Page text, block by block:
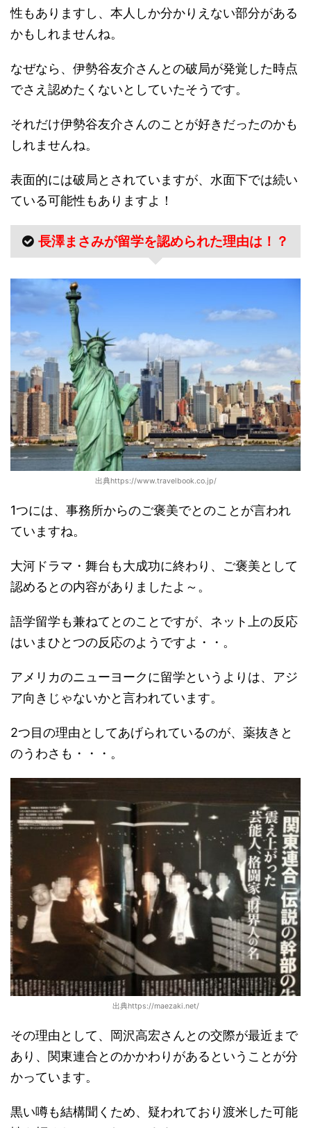
性もありますし、本人しか分かりえない部分がある
かもしれませんね。
なぜなら、伊勢谷友介さんとの破局が発覚した時点
でさえ認めたくないとしていたそうです。
それだけ伊勢谷友介さんのことが好きだったのかも
しれませんね。
表面的には破局とされていますが、水面下では続い
ている可能性もありますよ！
長澤まさみが留学を認められた理由は！？
出典https://www.travelbook.co.jp/
1つには、事務所からのご褒美でとのことが言われ
ていますね。
大河ドラマ・舞台も大成功に終わり、ご褒美として
認めるとの内容がありましたよ～。
語学留学も兼ねてとのことですが、ネット上の反応
はいまひとつの反応のようですよ・・。
アメリカのニューヨークに留学というよりは、アジ
ア向きじゃないかと言われています。
2つ目の理由としてあげられているのが、薬抜きと
のうわさも・・・。
出典https://maezaki.net/
その理由として、岡沢高宏さんとの交際が最近まで
あり、関東連合とのかかわりがあるということが分
かっています。
黒い噂も結構聞くため、疑われており渡米した可能